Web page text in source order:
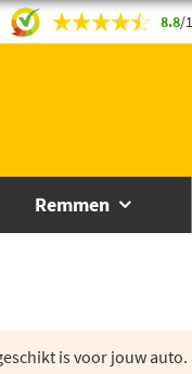
8.8/
Remmen
is voor jouw auto.